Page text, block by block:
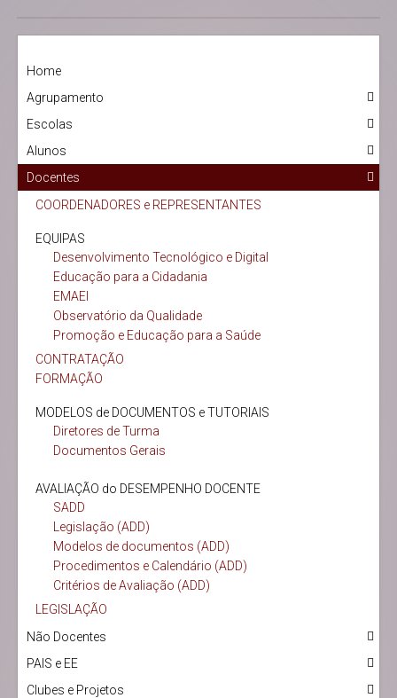
Home
Agrupamento
Escolas
Alunos
Docentes
COORDENADORES e REPRESENTANTES
EQUIPAS
Desenvolvimento Tecnológico e Digital
Educação para a Cidadania
EMAEI
Observatório da Qualidade
Promoção e Educação para a Saúde
CONTRATAÇÃO
FORMAÇÃO
MODELOS de DOCUMENTOS e TUTORIAIS
Diretores de Turma
Documentos Gerais
AVALIAÇÃO do DESEMPENHO DOCENTE
SADD
Legislação (ADD)
Modelos de documentos (ADD)
Procedimentos e Calendário (ADD)
Critérios de Avaliação (ADD)
LEGISLAÇÃO
Não Docentes
PAIS e EE
Clubes e Projetos